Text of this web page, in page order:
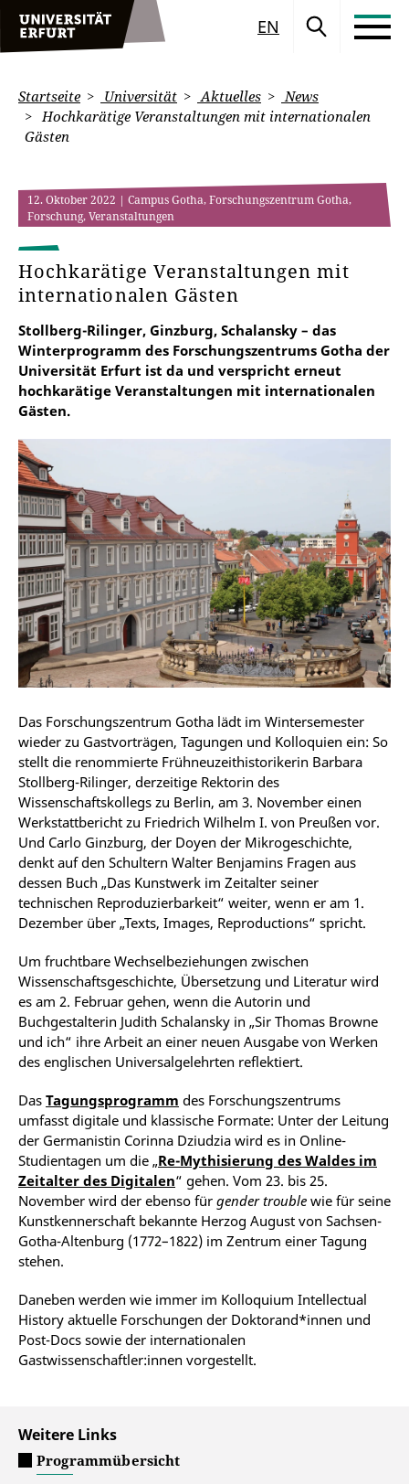
EN
Startseite Universität Aktuelles
News
Hochkarätige Veranstaltungen mit internationalen
Gästen
12. Oktober 2022 | Campus Gotha, Forschungszentrum Gotha,
Forschung, Veranstaltungen
Hochkarätige Veranstaltungen mit
internationalen Gästen
Stollberg-Rilinger, Ginzburg, Schalansky – das
Winterprogramm des Forschungszentrums Gotha der
Universität Erfurt ist da und verspricht erneut
hochkarätige Veranstaltungen mit internationalen
Gästen.
Das Forschungszentrum Gotha lädt im Wintersemester
wieder zu Gastvorträgen, Tagungen und Kolloquien ein: So
stellt die renommierte Frühneuzeithistorikerin Barbara
Stollberg-Rilinger, derzeitige Rektorin des
Wissenschaftskollegs zu Berlin, am 3. November einen
Werkstattbericht zu Friedrich Wilhelm I. von Preußen vor.
Und Carlo Ginzburg, der Doyen der Mikrogeschichte,
denkt auf den Schultern Walter Benjamins Fragen aus
dessen Buch „Das Kunstwerk im Zeitalter seiner
technischen Reproduzierbarkeit“ weiter, wenn er am 1.
Dezember über „Texts, Images, Reproductions“ spricht.
Um fruchtbare Wechselbeziehungen zwischen
Wissenschaftsgeschichte, Übersetzung und Literatur wird
es am 2. Februar gehen, wenn die Autorin und
Buchgestalterin Judith Schalansky in „Sir Thomas Browne
und ich“ ihre Arbeit an einer neuen Ausgabe von Werken
des englischen Universalgelehrten reflektiert.
Das Tagungsprogramm des Forschungszentrums
umfasst digitale und klassische Formate: Unter der Leitung
der Germanistin Corinna Dziudzia wird es in Online-
Studientagen um die „Re-Mythisierung des Waldes im
Zeitalter des Digitalen“ gehen. Vom 23. bis 25.
November wird der ebenso für gender trouble wie für seine
Kunstkennerschaft bekannte Herzog August von Sachsen-
Gotha-Altenburg (1772–1822) im Zentrum einer Tagung
stehen.
Daneben werden wie immer im Kolloquium Intellectual
History aktuelle Forschungen der Doktorand*innen und
Post-Docs sowie der internationalen
Gastwissenschaftler:innen vorgestellt.
Weitere Links
Programmübersicht